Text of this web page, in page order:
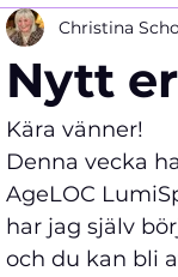
Nytt
Christina
Kära vänner!
Denna vecka
AgeLOC
har jag själv
och du kan bli